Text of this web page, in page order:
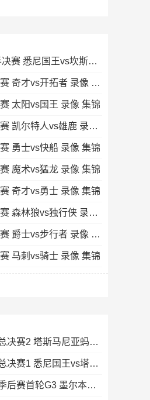
2月15日NBL(A)半决赛 悉尼国王vs坎斯大班 录像 集锦
2月15日NBA常规赛 奇才vs开拓者 录像 集锦
太阳vs国王 录像 集锦
2月15日NBA常规赛 凯尔特人vs雄鹿 录像 集锦
勇士vs快船 录像 集锦
魔术vs猛龙 录像 集锦
奇才vs勇士 录像 集锦
2月14日NBA常规赛 森林狼vs独行侠 录像 集锦
2月14日NBA常规赛 爵士vs步行者 录像 集锦
马刺vs骑士 录像 集锦
05月08日NBL(A)总决赛2 塔斯马尼亚蚂蚁vs悉尼国王 录像
05月06日NBL(A)总决赛1 悉尼国王vs塔斯马尼亚蚂蚁 全场录像
05月02日NBL(A)季后赛首轮G3 墨尔本联 - 塔斯马尼亚蚂蚁 录像集锦